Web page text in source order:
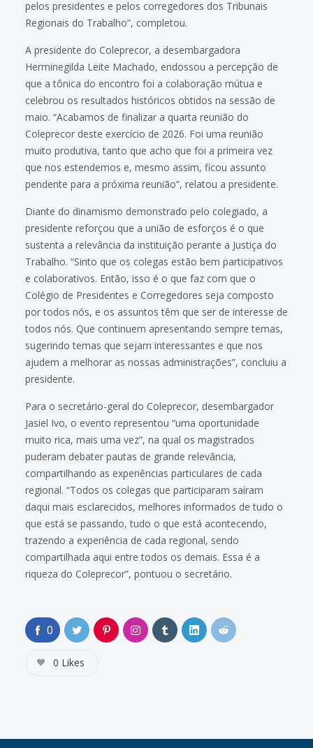
pelos presidentes e pelos corregedores dos Tribunais
Regionais do Trabalho”, completou.
A presidente do Coleprecor, a desembargadora
Herminegilda Leite Machado, endossou a percepção de
que a tônica do encontro foi a colaboração mútua e
celebrou os resultados históricos obtidos na sessão de
maio. “Acabamos de finalizar a quarta reunião do
Coleprecor deste exercício de 2026. Foi uma reunião
muito produtiva, tanto que acho que foi a primeira vez
que nos estendemos e, mesmo assim, ficou assunto
pendente para a próxima reunião”, relatou a presidente.
Diante do dinamismo demonstrado pelo colegiado, a
presidente reforçou que a união de esforços é o que
sustenta a relevância da instituição perante a Justiça do
Trabalho. “Sinto que os colegas estão bem participativos
e colaborativos. Então, isso é o que faz com que o
Colégio de Presidentes e Corregedores seja composto
por todos nós, e os assuntos têm que ser de interesse de
todos nós. Que continuem apresentando sempre temas,
sugerindo temas que sejam interessantes e que nos
ajudem a melhorar as nossas administrações”, concluiu a
presidente.
Para o secretário-geral do Coleprecor, desembargador
Jasiel Ivo, o evento representou “uma oportunidade
muito rica, mais uma vez”, na qual os magistrados
puderam debater pautas de grande relevância,
compartilhando as experiências particulares de cada
regional. “Todos os colegas que participaram saíram
daqui mais esclarecidos, melhores informados de tudo o
que está se passando, tudo o que está acontecendo,
trazendo a experiência de cada regional, sendo
compartilhada aqui entre todos os demais. Essa é a
riqueza do Coleprecor”, pontuou o secretário.
0
0 Likes